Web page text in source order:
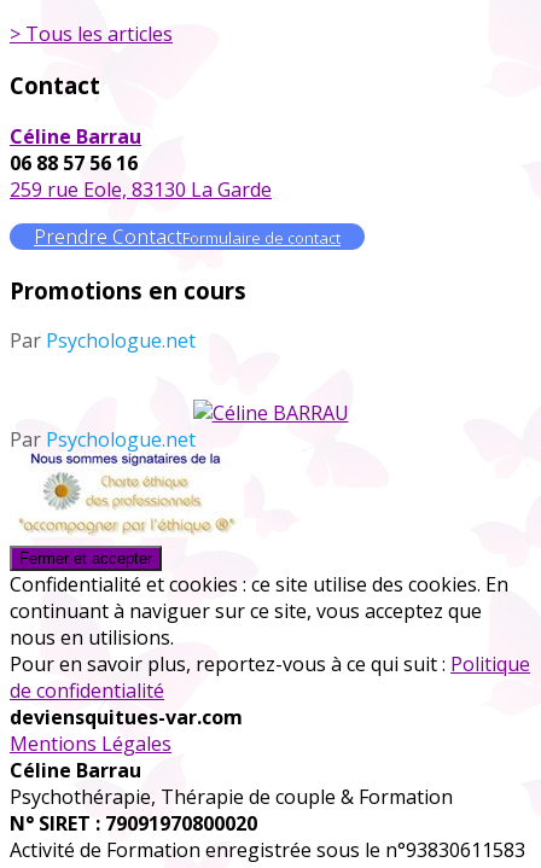
> Tous les articles
Contact
Céline Barrau
06 88 57 56 16
259 rue Eole, 83130 La Garde
Prendre ContactFormulaire de contact
Promotions en cours
Par Psychologue.net
Par Psychologue.net
Confidentialité et cookies : ce site utilise des cookies. En
continuant à naviguer sur ce site, vous acceptez que
nous en utilisions.
Pour en savoir plus, reportez-vous à ce qui suit : Politique
de confidentialité
deviensquitues-var.com
Mentions Légales
Céline Barrau
Psychothérapie, Thérapie de couple & Formation
N° SIRET : 79091970800020
Activité de Formation enregistrée sous le n°93830611583